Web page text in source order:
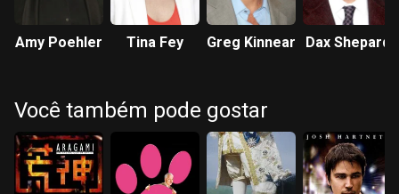
Amy Poehler Tina Fey Greg Kinnear Dax Shepard
Você também pode gostar